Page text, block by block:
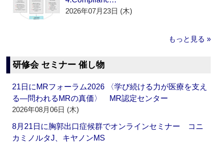
2026年07月23日 (木)
もっと見る »
研修会 セミナー 催し物
21日にMRフォーラム2026 〈学び続ける力が医療を支え
る―問われるMRの真価〉 MR認定センター
2026年08月06日 (木)
8月21日に胸郭出口症候群でオンラインセミナー コニ
カミノルタJ、キヤノンMS